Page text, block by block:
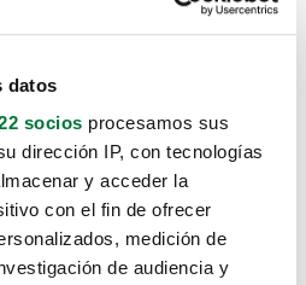
datos
socios procesamos sus
dirección IP, con tecnologías
y acceder la
con el fin de ofrecer
medición de
de audiencia y
sabemos como
hasta aquí.